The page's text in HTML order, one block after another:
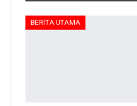
BERITA UTAMA